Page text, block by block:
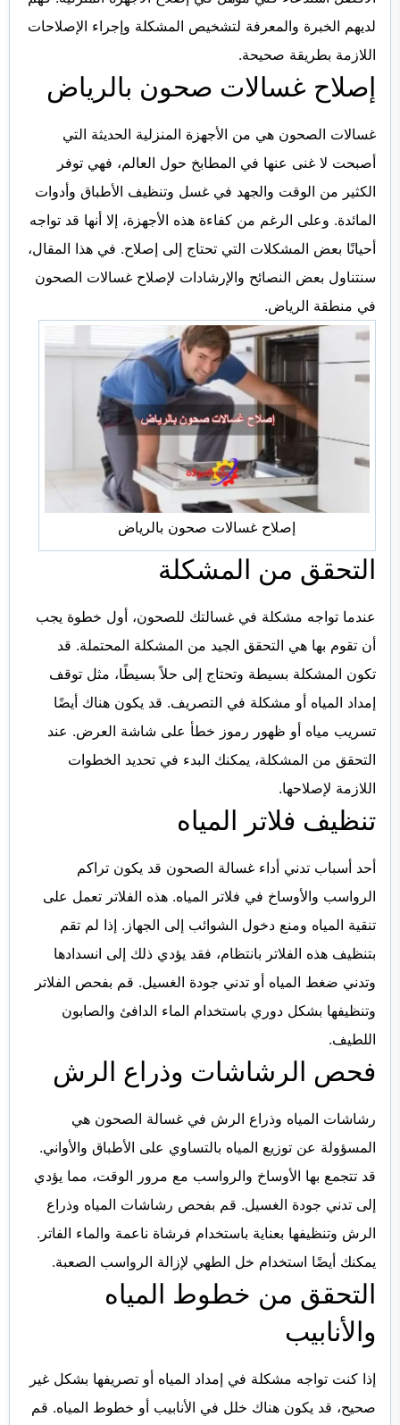
لديهم الخبرة والمعرفة لتشخيص المشكلة وإجراء الإصلاحات
اللازمة بطريقة صحيحة.
إصلاح غسالات صحون بالرياض
غسالات الصحون هي من الأجهزة المنزلية الحديثة التي
أصبحت لا غنى عنها في المطابخ حول العالم، فهي توفر
الكثير من الوقت والجهد في غسل وتنظيف الأطباق وأدوات
المائدة. وعلى الرغم من كفاءة هذه الأجهزة، إلا أنها قد تواجه
أحيانًا بعض المشكلات التي تحتاج إلى إصلاح. في هذا المقال،
سنتناول بعض النصائح والإرشادات لإصلاح غسالات الصحون
في منطقة الرياض.
إصلاح غسالات صحون بالرياض
التحقق من المشكلة
عندما تواجه مشكلة في غسالتك للصحون، أول خطوة يجب
أن تقوم بها هي التحقق الجيد من المشكلة المحتملة. قد
تكون المشكلة بسيطة وتحتاج إلى حلاً بسيطًا، مثل توقف
إمداد المياه أو مشكلة في التصريف. قد يكون هناك أيضًا
تسريب مياه أو ظهور رموز خطأ على شاشة العرض. عند
التحقق من المشكلة، يمكنك البدء في تحديد الخطوات
اللازمة لإصلاحها.
تنظيف فلاتر المياه
أحد أسباب تدني أداء غسالة الصحون قد يكون تراكم
الرواسب والأوساخ في فلاتر المياه. هذه الفلاتر تعمل على
تنقية المياه ومنع دخول الشوائب إلى الجهاز. إذا لم تقم
بتنظيف هذه الفلاتر بانتظام، فقد يؤدي ذلك إلى انسدادها
وتدني ضغط المياه أو تدني جودة الغسيل. قم بفحص الفلاتر
وتنظيفها بشكل دوري باستخدام الماء الدافئ والصابون
اللطيف.
فحص الرشاشات وذراع الرش
رشاشات المياه وذراع الرش في غسالة الصحون هي
المسؤولة عن توزيع المياه بالتساوي على الأطباق والأواني.
قد تتجمع بها الأوساخ والرواسب مع مرور الوقت، مما يؤدي
إلى تدني جودة الغسيل. قم بفحص رشاشات المياه وذراع
الرش وتنظيفها بعناية باستخدام فرشاة ناعمة والماء الفاتر.
يمكنك أيضًا استخدام خل الطهي لإزالة الرواسب الصعبة.
التحقق من خطوط المياه
والأنابيب
إذا كنت تواجه مشكلة في إمداد المياه أو تصريفها بشكل غير
صحيح، قد يكون هناك خلل في الأنابيب أو خطوط المياه. قم